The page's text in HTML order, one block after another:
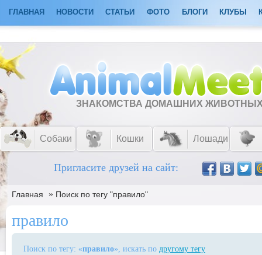
ГЛАВНАЯ НОВОСТИ СТАТЬИ ФОТО БЛОГИ КЛУБЫ
ЗНАКОМСТВА ДОМАШНИХ
Собаки Кошки Лошади
Пригласите друзей на сайт:
Главная » Поиск по тегу "правило"
правило
Поиск по тегу: «правило», искать по другому тегу